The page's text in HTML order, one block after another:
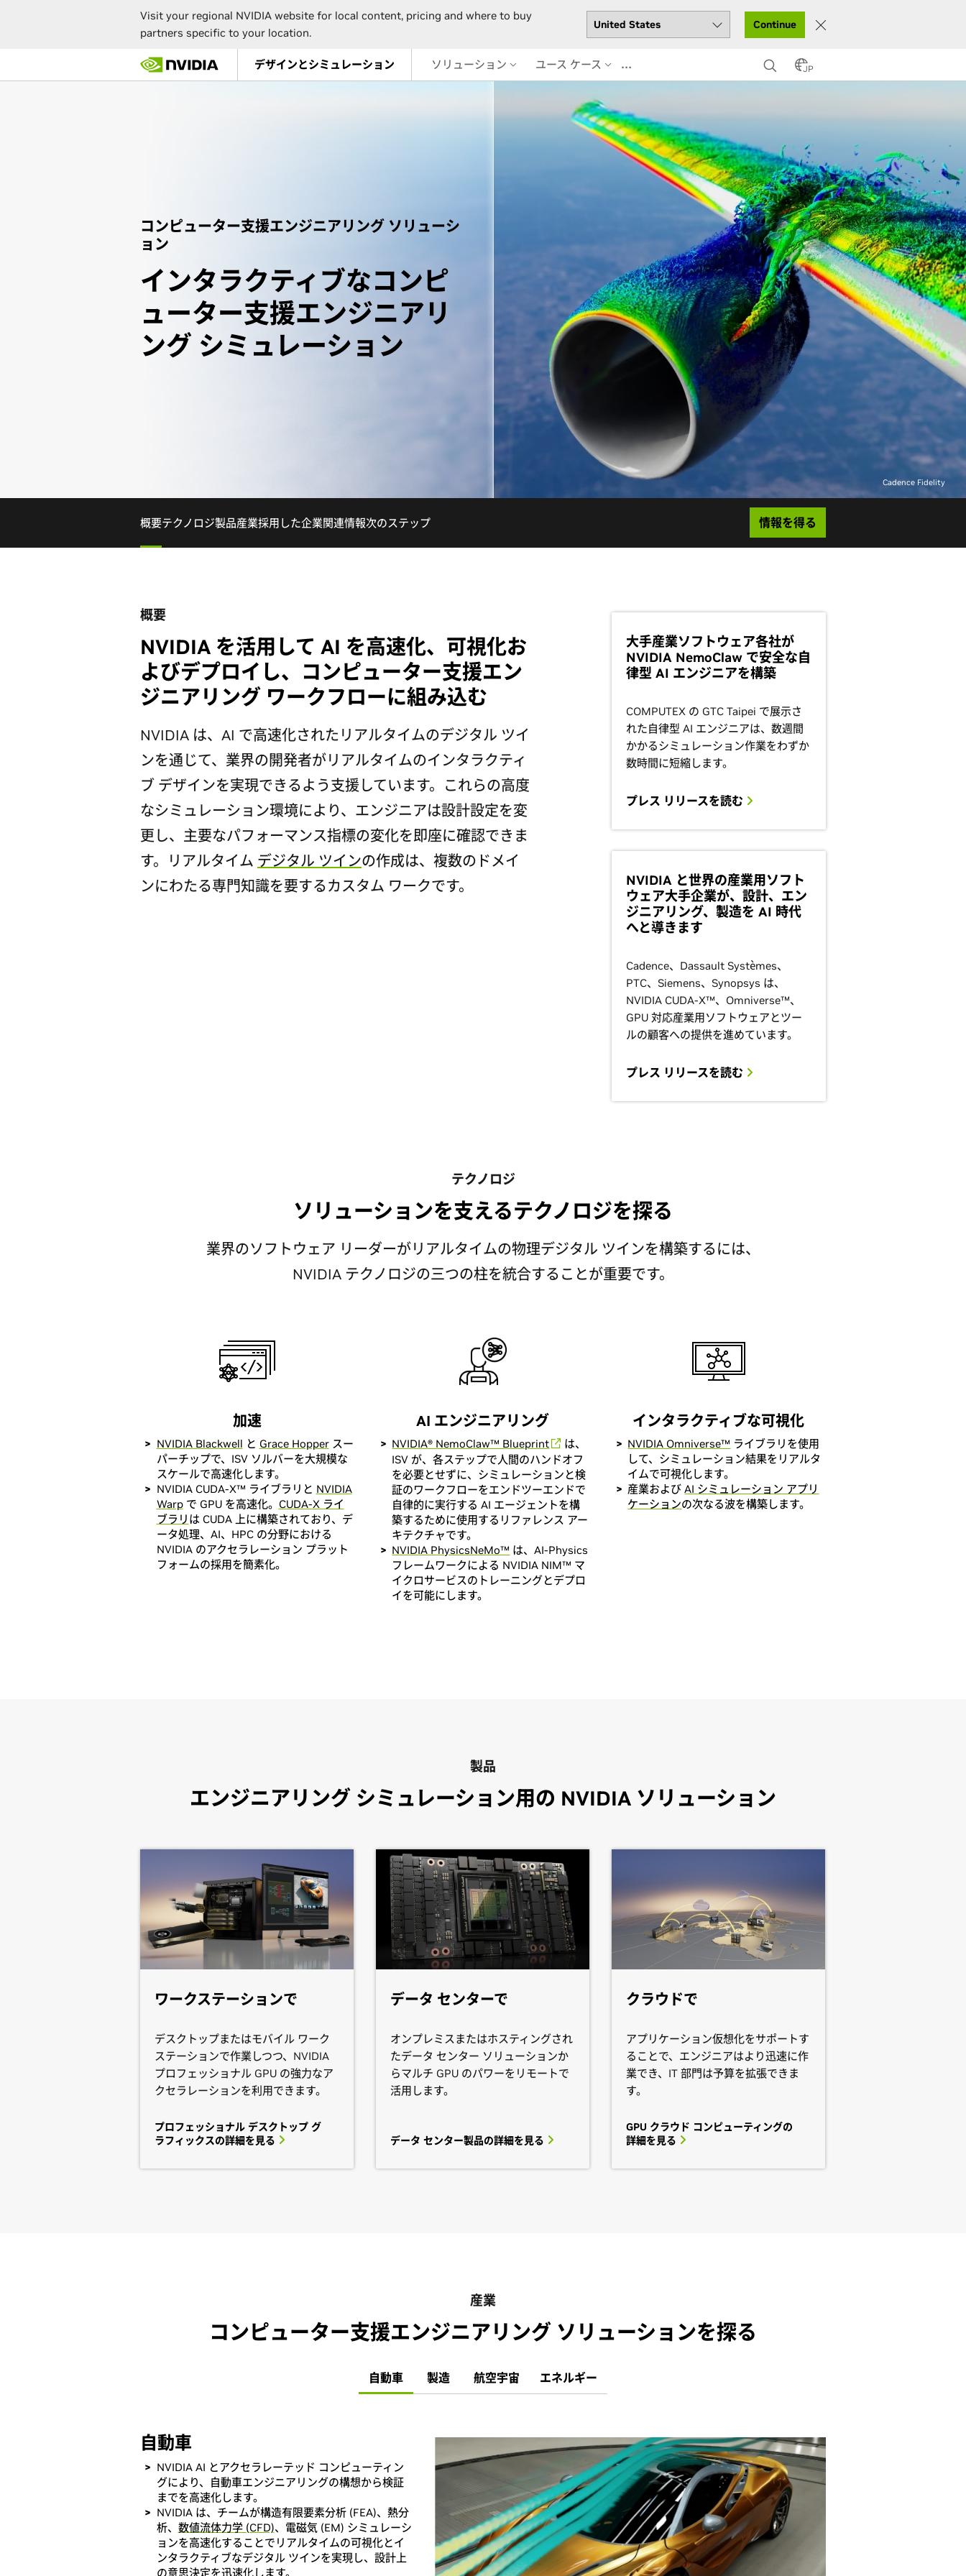
Visit your regional NVIDIA website for local content, pricing and where to buy
partners specific to your location.
Continue
main
デザインとシミュレーション ソリューション ユース ケース … JP
コンピューター支援エンジニアリング ソリューシ
ョン
インタラクティブなコンピ
ューター支援エンジニアリ
ング シミュレーション
Cadence Fidelity
概要テクノロジ製品産業採用した企業関連情報次のステップ 情報を得る
概要
NVIDIA を活用して AI を高速化、可視化お
よびデプロイし、コンピューター支援エン
ジニアリング ワークフローに組み込む
NVIDIA は、AI で高速化されたリアルタイムのデジタル ツイ
ンを通じて、業界の開発者がリアルタイムのインタラクティ
ブ デザインを実現できるよう支援しています。これらの高度
なシミュレーション環境により、エンジニアは設計設定を変
更し、主要なパフォーマンス指標の変化を即座に確認できま
す。リアルタイム デジタル ツインの作成は、複数のドメイ
ンにわたる専門知識を要するカスタム ワークです。
大手産業ソフトウェア各社が
NVIDIA NemoClaw で安全な自
律型 AI エンジニアを構築
COMPUTEX の GTC Taipei で展示さ
れた自律型 AI エンジニアは、数週間
かかるシミュレーション作業をわずか
数時間に短縮します。
プレス リリースを読む
NVIDIA と世界の産業用ソフト
ウェア大手企業が、設計、エン
ジニアリング、製造を AI 時代
へと導きます
Cadence、Dassault Systèmes、
PTC、Siemens、Synopsys は、
NVIDIA CUDA-X™、Omniverse™、
GPU 対応産業用ソフトウェアとツー
ルの顧客への提供を進めています。
プレス リリースを読む
テクノロジ
ソリューションを支えるテクノロジを探る
業界のソフトウェア リーダーがリアルタイムの物理デジタル ツインを構築するには、
NVIDIA テクノロジの三つの柱を統合することが重要です。
加速
NVIDIA Blackwell と Grace Hopperスー
パーチップで、ISV ソルバーを大規模な
スケールで高速化します。
NVIDIA CUDA-X™ ライブラリと NVIDIA
Warpで GPU を高速化。 CUDA-X ライ
ブラリ は CUDA 上に構築されており、デ
ータ処理、AI、HPC の分野における
NVIDIA のアクセラレーション プラット
フォームの採用を簡素化。
AI エンジニアリング
NVIDIA® NemoClaw™ Blueprint
は、
ISV が、各ステップで人間のハンドオフ
を必要とせずに、シミュレーションと検
証のワークフローをエンドツーエンドで
自律的に実行する AI エージェントを構
築するために使用するリファレンス アー
キテクチャです。
NVIDIA PhysicsNeMo™ は、AI-Physics
フレームワークによる NVIDIA NIM™ マ
イクロサービスのトレーニングとデプロ
イを可能にします。
インタラクティブな可視化
NVIDIA Omniverse™ ライブラリを使用
して、シミュレーション結果をリアルタ
イムで可視化します。
産業およびAI シミュレーション アプリ
ケーションの次なる波を構築します。
製品
エンジニアリング シミュレーション用の NVIDIA ソリューション
ワークステーションで
デスクトップまたはモバイル ワーク
ステーションで作業しつつ、NVIDIA
プロフェッショナル GPU の強力なア
クセラレーションを利用できます。
プロフェッショナル デスクトップ グ
ラフィックスの詳細を見る
データ センターで
オンプレミスまたはホスティングされ
たデータ センター ソリューションか
らマルチ GPU のパワーをリモートで
活用します。
データ センター製品の詳細を見る
クラウドで
アプリケーション仮想化をサポートす
ることで、エンジニアはより迅速に作
業でき、IT 部門は予算を拡張できま
す。
GPU クラウド コンピューティングの
詳細を見る
産業
コンピューター支援エンジニアリング ソリューションを探る
自動車 製造 航空宇宙 エネルギー
自動車
NVIDIA AI とアクセラレーテッド コンピューティン
グにより、自動車エンジニアリングの構想から検証
までを高速化します。
NVIDIA は、チームが構造有限要素分析 (FEA)、熱分
析、 数値流体力学 (CFD)、電磁気 (EM) シミュレーシ
ョンを高速化することでリアルタイムの可視化とイ
ンタラクティブなデジタル ツインを実現し、設計上
の意思決定を迅速化します。